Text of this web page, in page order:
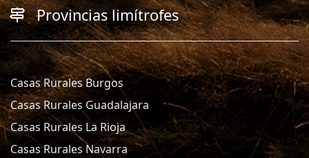
Provincias limítrofes
Casas Rurales Burgos
Casas Rurales Guadalajara
Casas Rurales La Rioja
Casas Rurales Navarra